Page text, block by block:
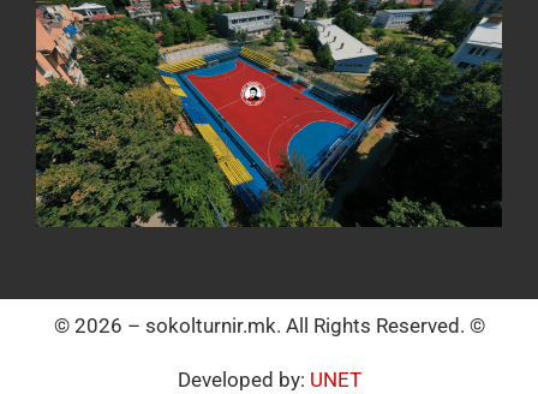
© 2026 – sokolturnir.mk. All Rights Reserved. ©
Developed by: UNET